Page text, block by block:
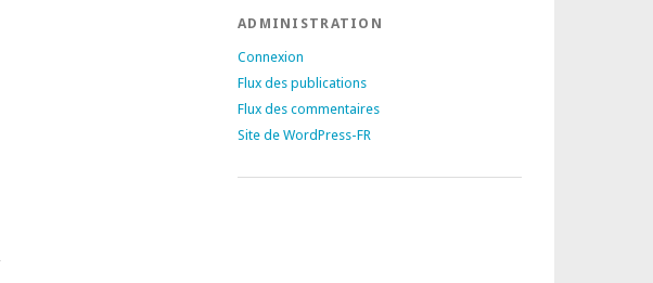
ADMINISTRATION
Connexion
Flux des publications
Flux des commentaires
Site de WordPress-FR